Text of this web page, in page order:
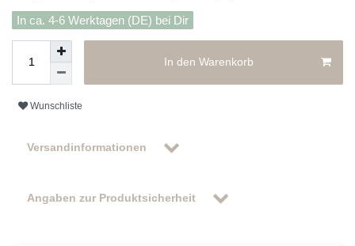
In ca. 4-6 Werktagen (DE) bei Dir
In den Warenkorb
Wunschliste
Versandinformationen
Angaben zur Produktsicherheit